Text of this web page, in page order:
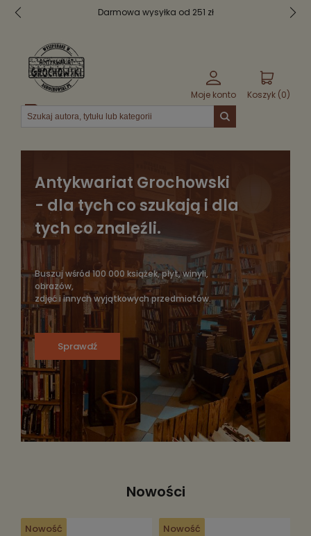
Bezpieczne pakowanie
Moje konto Koszyk (0)
Menu
Antykwariat Grochowski
- dla tych co szukają i dla
tych co znaleźli.
Buszuj wśród 100 000 książek, płyt, winyli,
obrazów,
zdjęć i innych wyjątkowych przedmiotów.
Sprawdź
Nowości
Nowość Nowość